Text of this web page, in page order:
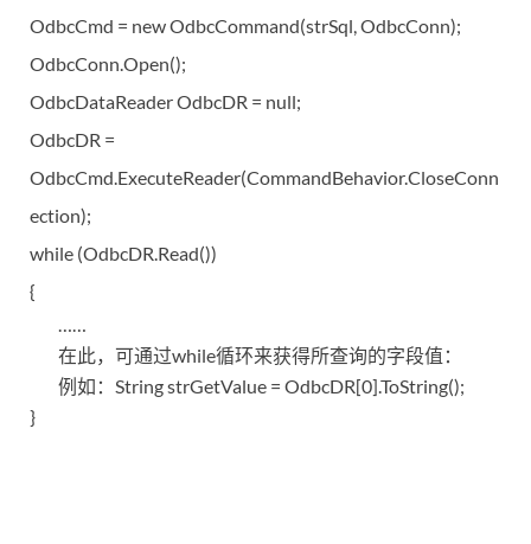
OdbcCmd = new OdbcCommand(strSql, OdbcConn);
OdbcConn.Open();
OdbcDataReader OdbcDR = null;
OdbcDR =
OdbcCmd.ExecuteReader(CommandBehavior.CloseConn
ection);
while (OdbcDR.Read())
{
在此，可通过while循环来获得所查询的字段值：
例如：String strGetValue = OdbcDR[0].ToString();
}